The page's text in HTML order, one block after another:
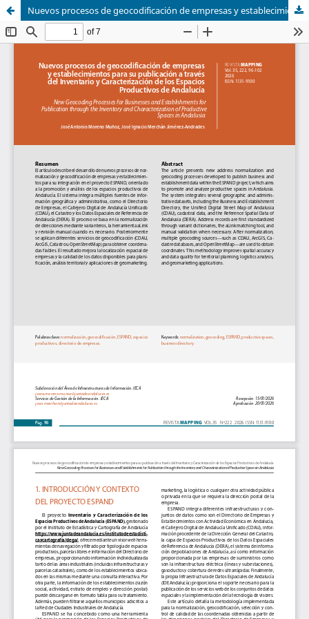
Nuevos procesos de geocodificación de empresas y establecimientos para su publicación a través del Inventario y Caracterización de los Espacios Productivos de Andalucía